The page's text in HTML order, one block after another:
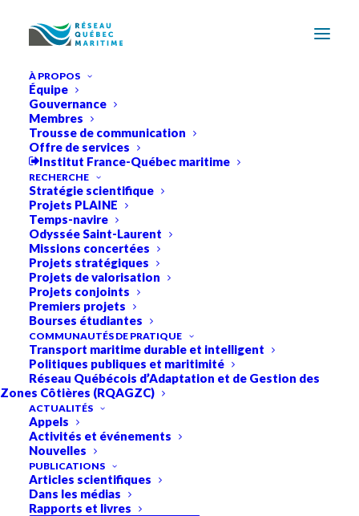
À PROPOS
Équipe
Gouvernance
Membres
Trousse de communication
Offre de services
Institut France-Québec maritime
RECHERCHE
Stratégie scientifique
Projets PLAINE
Temps-navire
Odyssée Saint-Laurent
Missions concertées
Projets stratégiques
Projets de valorisation
Projets conjoints
Premiers projets
Bourses étudiantes
COMMUNAUTÉS DE PRATIQUE
Transport maritime durable et intelligent
Politiques publiques et maritimité
Réseau Québécois d’Adaptation et de Gestion des
Zones Côtières (RQAGZC)
ACTUALITÉS
Appels
Activités et événements
Nouvelles
PUBLICATIONS
Articles scientifiques
Dans les médias
Rapports et livres
RÉSEAU
MARITIME
FÉDÉRERLESFORCES
RECHERCHE
DÉVELOPPEMENT